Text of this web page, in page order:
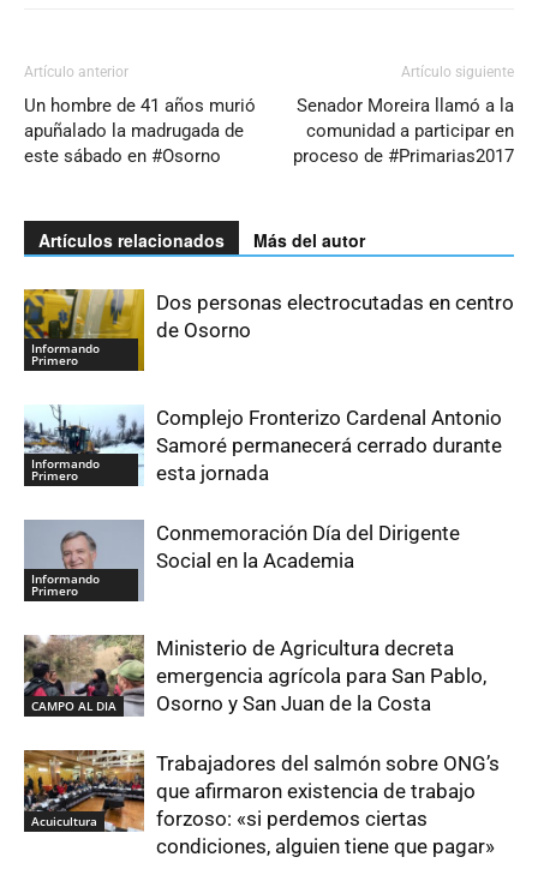
Artículo anterior
Un hombre de 41 años murió
apuñalado la madrugada de
este sábado en #Osorno
Artículo siguiente
Senador Moreira llamó a la
comunidad a participar en
proceso de #Primarias2017
Artículos relacionados Más del autor
Informando
Primero
Dos personas electrocutadas en centro
de Osorno
Informando
Primero
Complejo Fronterizo Cardenal Antonio
Samoré permanecerá cerrado durante
esta jornada
Informando
Primero
Conmemoración Día del Dirigente
Social en la Academia
CAMPO AL DIA
Ministerio de Agricultura decreta
emergencia agrícola para San Pablo,
Osorno y San Juan de la Costa
Acuicultura
Trabajadores del salmón sobre ONG’s
que afirmaron existencia de trabajo
forzoso: «si perdemos ciertas
condiciones, alguien tiene que pagar»